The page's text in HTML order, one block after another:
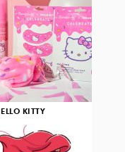
KITTY